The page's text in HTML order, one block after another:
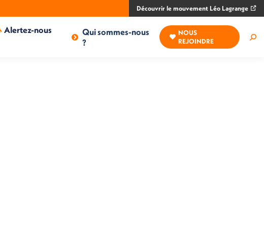
Découvrir le mouvement Léo Lagrange
Alertez-nous
Qui sommes-nous
?
NOUS
REJOINDRE